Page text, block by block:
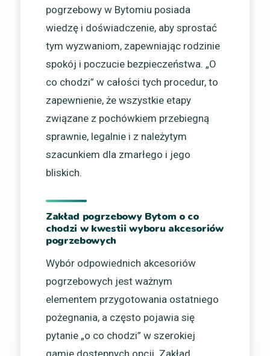
pogrzebowy w Bytomiu posiada
wiedzę i doświadczenie, aby sprostać
tym wyzwaniom, zapewniając rodzinie
spokój i poczucie bezpieczeństwa. „O
co chodzi” w całości tych procedur, to
zapewnienie, że wszystkie etapy
związane z pochówkiem przebiegną
sprawnie, legalnie i z należytym
szacunkiem dla zmarłego i jego
bliskich.
Zakład pogrzebowy Bytom o co
chodzi w kwestii wyboru akcesoriów
pogrzebowych
Wybór odpowiednich akcesoriów
pogrzebowych jest ważnym
elementem przygotowania ostatniego
pożegnania, a często pojawia się
pytanie „o co chodzi” w szerokiej
gamie dostępnych opcji. Zakład